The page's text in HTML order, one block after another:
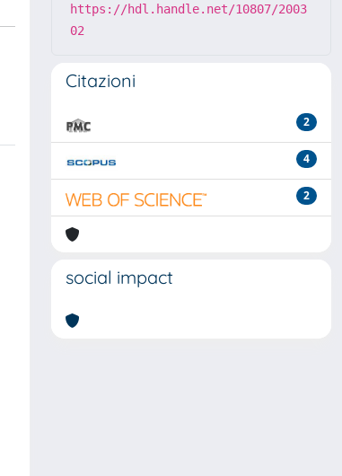
https://hdl.handle.net/10807/2003
02
Citazioni
2
4
2
social impact